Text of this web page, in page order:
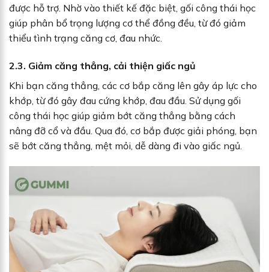
được hỗ trợ. Nhờ vào thiết kế đặc biệt, gối công thái học
giúp phân bổ trọng lượng cơ thể đồng đều, từ đó giảm
thiểu tình trạng căng cơ, đau nhức.
2.3. Giảm căng thẳng, cải thiện giấc ngủ
Khi bạn căng thẳng, các cơ bắp căng lên gây áp lực cho
khớp, từ đó gây đau cứng khớp, đau đầu. Sử dụng gối
công thái học giúp giảm bớt căng thẳng bằng cách
nâng đỡ cổ và đầu. Qua đó, cơ bắp được giải phóng, bạn
sẽ bớt căng thẳng, mệt mỏi, dễ dàng đi vào giấc ngủ.